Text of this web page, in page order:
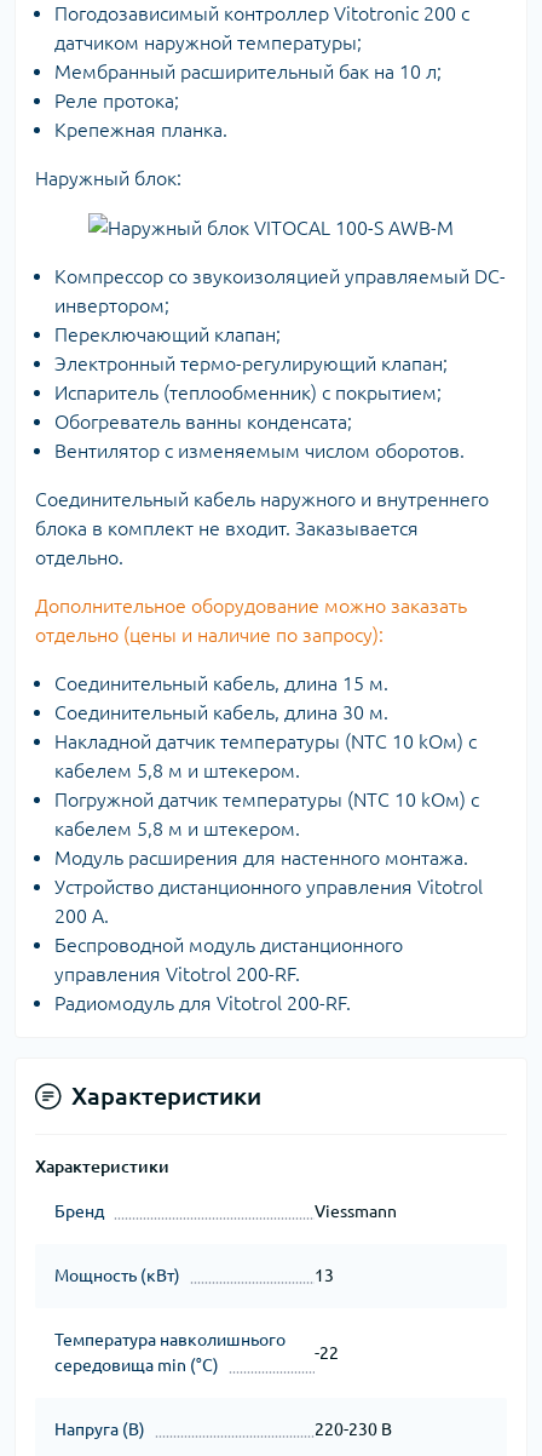
Погодозависимый контроллер Vitotronic 200 с
датчиком наружной температуры;
Мембранный расширительный бак на 10 л;
Реле протока;
Крепежная планка.
Наружный блок:
Компрессор со звукоизоляцией управляемый DC-
инвертором;
Переключающий клапан;
Электронный термо-регулирующий клапан;
Испаритель (теплообменник) с покрытием;
Обогреватель ванны конденсата;
Вентилятор с изменяемым числом оборотов.
Соединительный кабель наружного и внутреннего
блока в комплект не входит. Заказывается
отдельно.
Дополнительное оборудование можно заказать
отдельно (цены и наличие по запросу):
Соединительный кабель, длина 15 м.
Соединительный кабель, длина 30 м.
Накладной датчик температуры (NTC 10 kOм) с
кабелем 5,8 м и штекером.
Погружной датчик температуры (NTC 10 kOм) с
кабелем 5,8 м и штекером.
Модуль расширения для настенного монтажа.
Устройство дистанционного управления Vitotrol
200 А.
Беспроводной модуль дистанционного
управления Vitotrol 200-RF.
Радиомодуль для Vitotrol 200-RF.
Характеристики
Характеристики
Бренд Viessmann
Мощность (кВт) 13
Температура навколишнього
середовища min (°C)
-22
Напруга (В) 220-230 В